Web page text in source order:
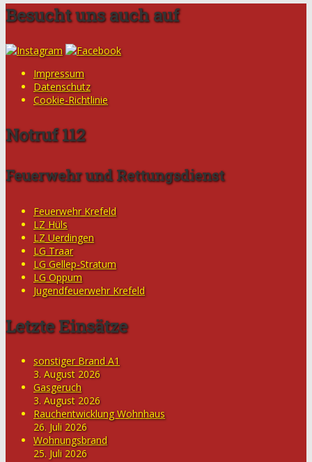
Besucht uns auch auf
Impressum
Datenschutz
Cookie-Richtlinie
Notruf 112
Feuerwehr und Rettungsdienst
Feuerwehr Krefeld
LZ Hüls
LZ Uerdingen
LG Traar
LG Gellep-Stratum
LG Oppum
Jugendfeuerwehr Krefeld
Letzte Einsätze
sonstiger Brand A1
3. August 2026
Gasgeruch
3. August 2026
Rauchentwicklung Wohnhaus
26. Juli 2026
Wohnungsbrand
25. Juli 2026